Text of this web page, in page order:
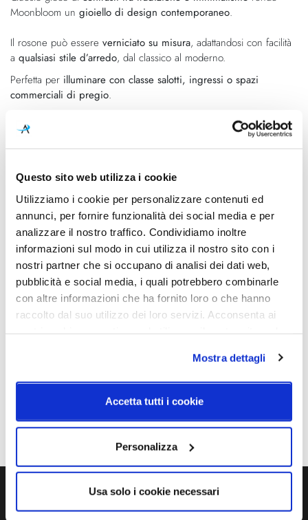
Questo sito web utilizza i cookie
Utilizziamo i cookie per personalizzare contenuti ed
annunci, per fornire funzionalità dei social media e per
analizzare il nostro traffico. Condividiamo inoltre
informazioni sul modo in cui utilizza il nostro sito con i
nostri partner che si occupano di analisi dei dati web,
pubblicità e social media, i quali potrebbero combinarle
con altre informazioni che ha fornito loro o che hanno
raccolto dal suo utilizzo dei loro servizi. Acconsenta ai
Mostra dettagli
Accetta tutti i cookie
Personalizza
Usa solo i cookie necessari
Moonbloom un gioiello di design contemporaneo.
Il rosone può essere verniciato su misura, adattandosi con facilità
a qualsiasi stile d’arredo, dal classico al moderno.
Perfetta per illuminare con classe salotti, ingressi o spazi
commerciali di pregio.
Caratteristiche
Cod.Art.
Designer
Colore led
3000K
Dimensioni
Ø750mm - H. max 2090mm
Dimensione
Alimentatore Incluso
Sorgente luminosa
Led integrato
Potenza e attacco
LED 24V - 16,8W - 1821lm -
CRI>90
Potenza e attacco
Cavo elettrico: 2m nero
Dimmerabile
Classe energetica
A++
20
Ti servono maggiori informazioni?